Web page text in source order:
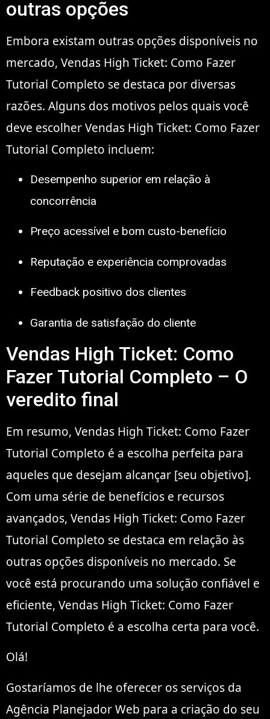
outras opções
Embora existam outras opções disponíveis no
mercado, Vendas High Ticket: Como Fazer
Tutorial Completo se destaca por diversas
razões. Alguns dos motivos pelos quais você
deve escolher Vendas High Ticket: Como Fazer
Tutorial Completo incluem:
Desempenho superior em relação à
concorrência
Preço acessível e bom custo-benefício
Reputação e experiência comprovadas
Feedback positivo dos clientes
Garantia de satisfação do cliente
Vendas High Ticket: Como
Fazer Tutorial Completo – O
veredito final
Em resumo, Vendas High Ticket: Como Fazer
Tutorial Completo é a escolha perfeita para
aqueles que desejam alcançar [seu objetivo].
Com uma série de benefícios e recursos
avançados, Vendas High Ticket: Como Fazer
Tutorial Completo se destaca em relação às
outras opções disponíveis no mercado. Se
você está procurando uma solução confiável e
eficiente, Vendas High Ticket: Como Fazer
Tutorial Completo é a escolha certa para você.
Olá!
Gostaríamos de lhe oferecer os serviços da
Agência Planejador Web para a criação do seu